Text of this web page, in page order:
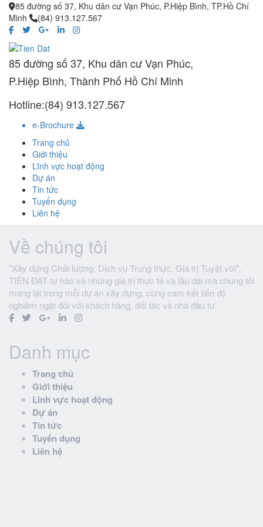
85 đường số 37, Khu dân cư Vạn Phúc, P.Hiệp Bình, TP.Hồ Chí
Minh
(84) 913.127.567
85 đường số 37, Khu dân cư Vạn Phúc,
P.Hiệp Bình, Thành Phố Hồ Chí Minh
Hotline:(84) 913.127.567
e-Brochure
Trang chủ
Giới thiệu
Lĩnh vực hoạt động
Dự án
Tin tức
Tuyển dụng
Liên hệ
Về chúng tôi
"Xây dựng Chất lượng, Dịch vụ Trung thực, Giá trị Tuyệt vời",
TIẾN ĐẠT tự hào về những giá trị thực tế và lâu dài mà chúng tôi
mang lại trong mỗi dự án xây dựng, cùng cam kết tiến độ
nghiêm ngặt đối với khách hàng, đối tác và nhà đầu tư.
Danh mục
Trang chủ
Giới thiệu
Lĩnh vực hoạt động
Dự án
Tin tức
Tuyển dụng
Liên hệ